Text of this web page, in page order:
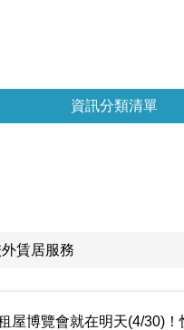
資訊分類清單
賃居服務
屋博覽會就在明天(4/30)